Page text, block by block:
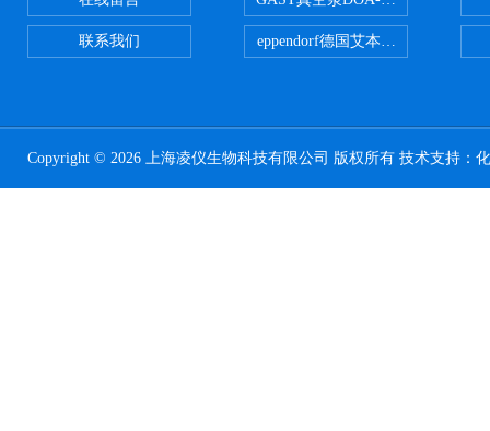
联系我们 eppendorf德国艾本德台式高速离
Copyright © 2026 上海凌仪生物科技有限公司 版权所有 技术支持：